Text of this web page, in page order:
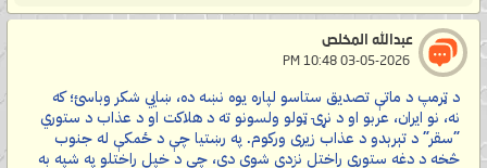
عبدالله المخلص
د ټرمپ د ماتې تصدیق ستاسو لپاره یوه نښه ده، ښايي شکر وباسئ؛ که
نه، نو ایران، عربو او د نړۍ ټولو ولسونو ته د هلاکت او د عذاب د ستوري
"سقر" د تېرېدو د عذاب زیری ورکوم. په رښتیا چې د ځمکې له جنوب
څخه د دغه ستوري راختل نږدې شوي دي، چې د خپل راختلو په شپه به